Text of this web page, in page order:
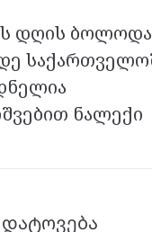
m p
p
დღის
ნალექი